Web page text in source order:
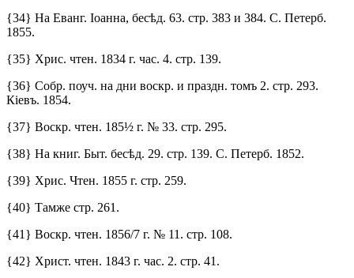
{34} На Еванг. Іоанна, бесѣд. 63. стр. 383 и 384. С. Петерб.
1855.
{35} Хрис. чтен. 1834 г. час. 4. стр. 139.
{36} Собр. поуч. на дни воскр. и праздн. томъ 2. стр. 293.
Кіевъ. 1854.
{37} Воскр. чтен. 185½ г. № 33. стр. 295.
{38} На книг. Быт. бесѣд. 29. стр. 139. С. Петерб. 1852.
{39} Хрис. Чтен. 1855 г. стр. 259.
{40} Тамже стр. 261.
{41} Воскр. чтен. 1856/7 г. № 11. стр. 108.
{42} Христ. чтен. 1843 г. час. 2. стр. 41.